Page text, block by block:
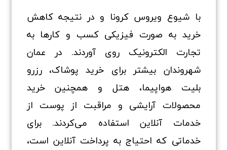
با شیوع ویروس کرونا و در نتیجه کاهش
خرید به‌ صورت فیزیکی کسب‌ و کارها به
تجارت الکترونیک روی آوردند. در عمان
شهروندان بیشتر برای خرید پوشاک، رزرو
بلیت هواپیما، هتل و همچنین خرید
محصولات آرایشی و مراقبت از پوست از
خدمات آنلاین استفاده می‌کردند. برای
خدماتی که احتیاج به پرداخت آنلاین است،